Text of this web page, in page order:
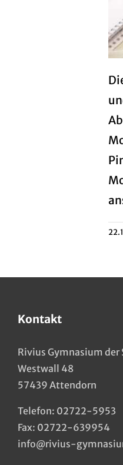
Kontakt
Rivius Gymnasium
Westwall 48
57439 Attendorn
Telefon: 02722-5953
Fax: 02722-639954
info@rivius-